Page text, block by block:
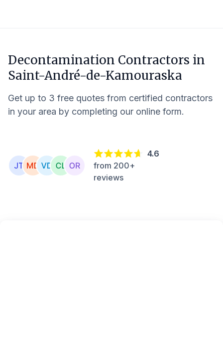
Decontamination Contractors in
Saint-André-de-Kamouraska
Get up to 3 free quotes from certified contractors
in your area by completing our online form.
4.6
from 200+
reviews